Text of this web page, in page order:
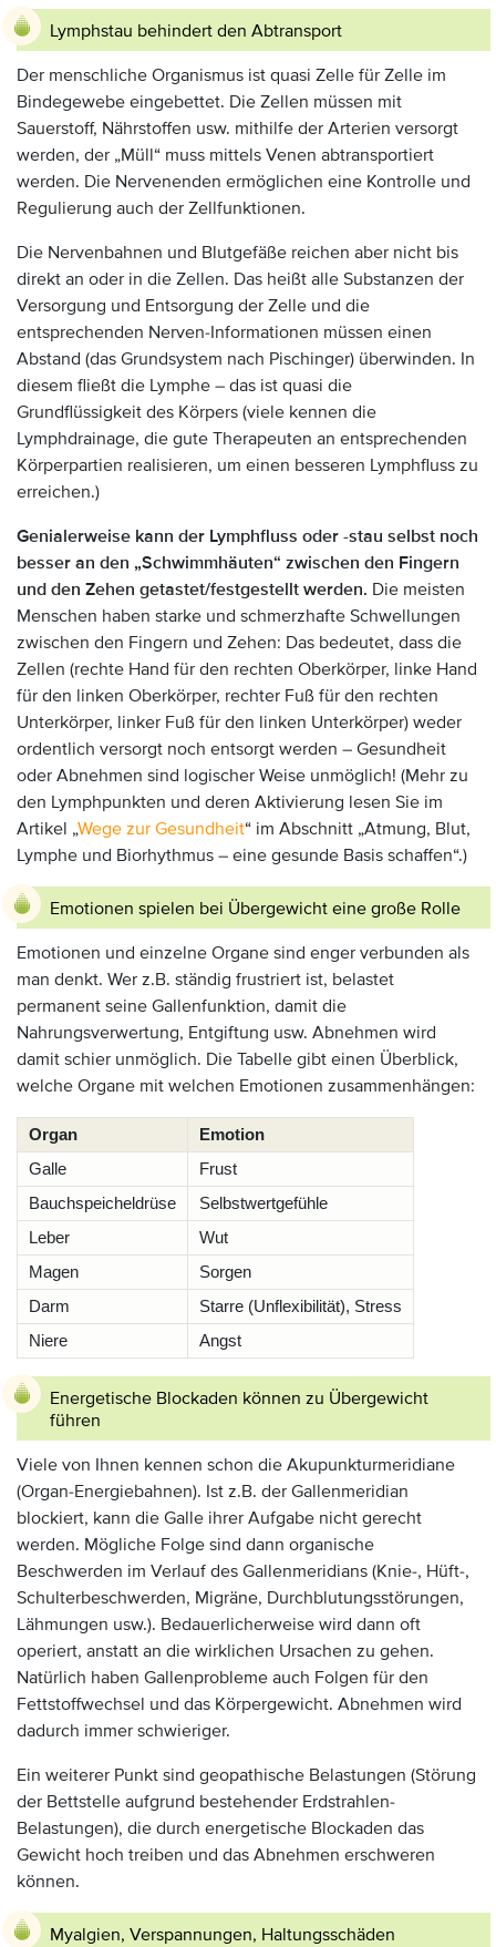
Lymphstau behindert den Abtransport
Der menschliche Organismus ist quasi Zelle für Zelle im
Bindegewebe eingebettet. Die Zellen müssen mit
Sauerstoff, Nährstoffen usw. mithilfe der Arterien versorgt
werden, der „Müll“ muss mittels Venen abtransportiert
werden. Die Nervenenden ermöglichen eine Kontrolle und
Regulierung auch der Zellfunktionen.
Die Nervenbahnen und Blutgefäße reichen aber nicht bis
direkt an oder in die Zellen. Das heißt alle Substanzen der
Versorgung und Entsorgung der Zelle und die
entsprechenden Nerven-Informationen müssen einen
Abstand (das Grundsystem nach Pischinger) überwinden. In
diesem fließt die Lymphe – das ist quasi die
Grundflüssigkeit des Körpers (viele kennen die
Lymphdrainage, die gute Therapeuten an entsprechenden
Körperpartien realisieren, um einen besseren Lymphfluss zu
erreichen.)
Genialerweise kann der Lymphfluss oder -stau selbst noch
besser an den „Schwimmhäuten“ zwischen den Fingern
und den Zehen getastet/festgestellt werden. Die meisten
Menschen haben starke und schmerzhafte Schwellungen
zwischen den Fingern und Zehen: Das bedeutet, dass die
Zellen (rechte Hand für den rechten Oberkörper, linke Hand
für den linken Oberkörper, rechter Fuß für den rechten
Unterkörper, linker Fuß für den linken Unterkörper) weder
ordentlich versorgt noch entsorgt werden – Gesundheit
oder Abnehmen sind logischer Weise unmöglich! (Mehr zu
den Lymphpunkten und deren Aktivierung lesen Sie im
Artikel „Wege zur Gesundheit“ im Abschnitt „Atmung, Blut,
Lymphe und Biorhythmus – eine gesunde Basis schaffen“.)
Emotionen spielen bei Übergewicht eine große Rolle
Emotionen und einzelne Organe sind enger verbunden als
man denkt. Wer z.B. ständig frustriert ist, belastet
permanent seine Gallenfunktion, damit die
Nahrungsverwertung, Entgiftung usw. Abnehmen wird
damit schier unmöglich. Die Tabelle gibt einen Überblick,
welche Organe mit welchen Emotionen zusammenhängen:
Organ
Emotion
Galle
Frust
Bauchspeicheldrüse
Selbstwertgefühle
Leber
Wut
Magen
Sorgen
Darm
Starre (Unflexibilität), Stress
Niere
Angst
Energetische Blockaden können zu Übergewicht
führen
Viele von Ihnen kennen schon die Akupunkturmeridiane
(Organ-Energiebahnen). Ist z.B. der Gallenmeridian
blockiert, kann die Galle ihrer Aufgabe nicht gerecht
werden. Mögliche Folge sind dann organische
Beschwerden im Verlauf des Gallenmeridians (Knie-, Hüft-,
Schulterbeschwerden, Migräne, Durchblutungsstörungen,
Lähmungen usw.). Bedauerlicherweise wird dann oft
operiert, anstatt an die wirklichen Ursachen zu gehen.
Natürlich haben Gallenprobleme auch Folgen für den
Fettstoffwechsel und das Körpergewicht. Abnehmen wird
dadurch immer schwieriger.
Ein weiterer Punkt sind geopathische Belastungen (Störung
der Bettstelle aufgrund bestehender Erdstrahlen-
Belastungen), die durch energetische Blockaden das
Gewicht hoch treiben und das Abnehmen erschweren
können.
Myalgien, Verspannungen, Haltungsschäden